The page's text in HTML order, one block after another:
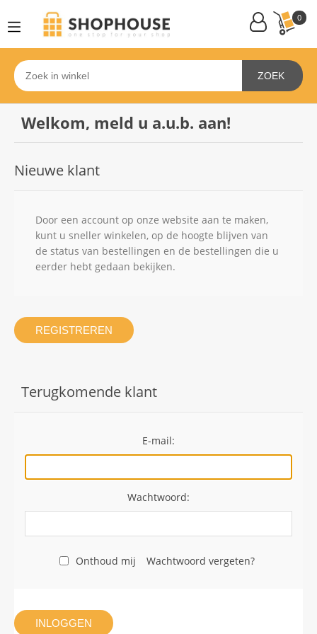
0
ZOEK
Welkom, meld u a.u.b. aan!
Nieuwe klant
Door een account op onze website aan te maken,
kunt u sneller winkelen, op de hoogte blijven van
de status van bestellingen en de bestellingen die u
eerder hebt gedaan bekijken.
REGISTREREN
Terugkomende klant
E-mail:
Wachtwoord:
Onthoud mij Wachtwoord vergeten?
INLOGGEN